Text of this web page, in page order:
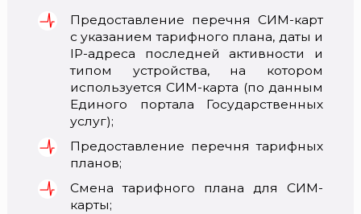
Предоставление перечня СИМ-карт
с указанием тарифного плана, даты и
IP-адреса последней активности и
типом устройства, на котором
используется СИМ-карта (по данным
Единого портала Государственных
услуг);
Предоставление перечня тарифных
планов;
Смена тарифного плана для СИМ-
карты;